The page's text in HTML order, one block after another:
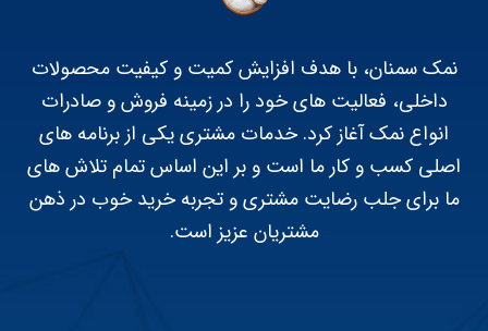
نمک سمنان، با هدف افزایش کمیت و کیفیت محصولات
داخلی، فعالیت های خود را در زمینه فروش و صادرات
انواع نمک آغاز کرد. خدمات مشتری یکی از برنامه های
اصلی کسب و کار ما است و بر این اساس تمام تلاش های
ما برای جلب رضایت مشتری و تجربه خرید خوب در ذهن
مشتریان عزیز است.